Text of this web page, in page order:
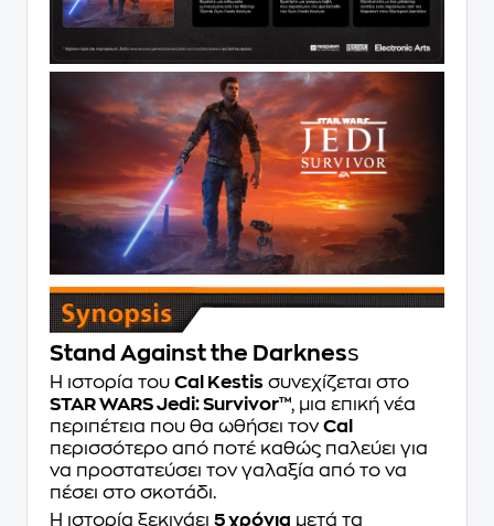
Stand Against the Darkness
Η ιστορία του Cal Kestis συνεχίζεται στο
STAR WARS Jedi: Survivor™, μια επική νέα
περιπέτεια που θα ωθήσει τονCal
περισσότερο από ποτέ καθώς παλεύει για
να προστατεύσει τον γαλαξία από το να
πέσει στο σκοτάδι.
Η ιστορία ξεκινάει 5 χρόνια μετά τα